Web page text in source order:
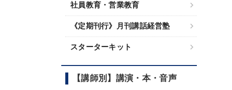
社員教育・営業教育
《定期刊行》月刊講話経営塾
スターターキット
【講師別】講演・本・音声